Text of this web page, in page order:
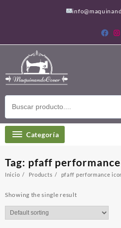
Categoría
Tag: pfaff
Inicio Products pfaff performance
Showing the single result